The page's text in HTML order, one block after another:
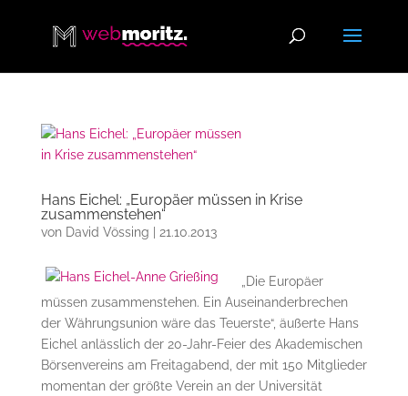
Hans Eichel: „Europäer müssen in Krise
zusammenstehen“
von David Vössing 21.10.2013
„Die Europäer
müssen zusammenstehen. Ein Auseinanderbrechen
der Währungsunion wäre das Teuerste“, äußerte Hans
Eichel anlässlich der 20-Jahr-Feier des Akademischen
Börsenvereins am Freitagabend, der mit 150 Mitglieder
momentan der größte Verein an der Universität